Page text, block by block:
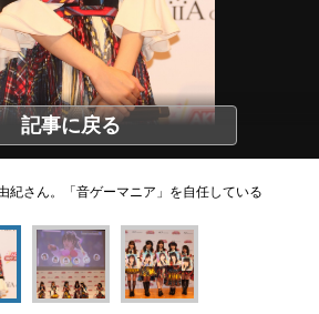
記事に戻る
紀さん。「音ゲーマニア」を自任している